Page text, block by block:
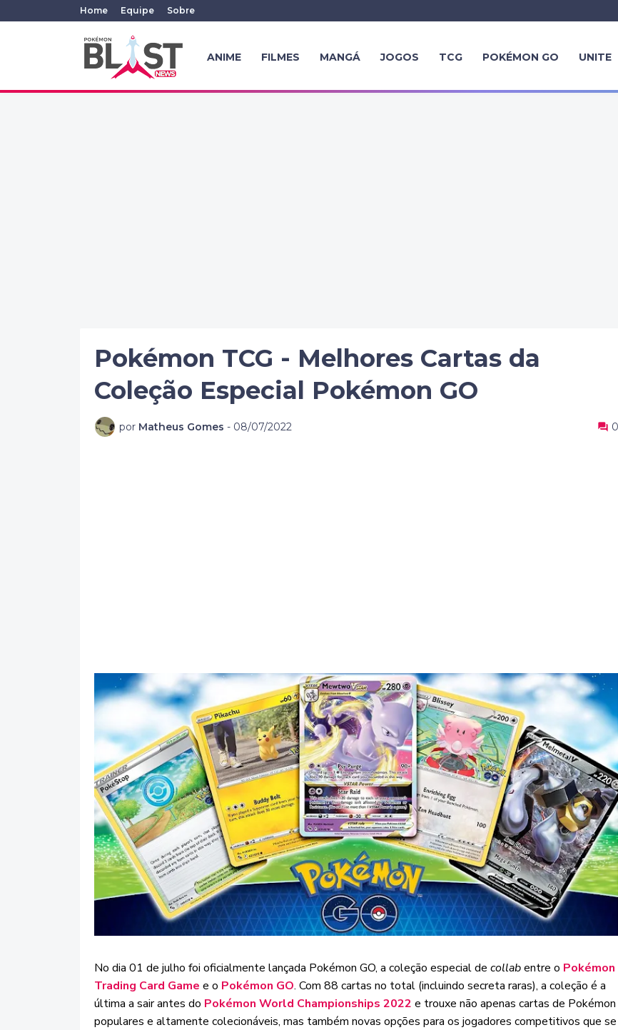
Home Equipe Sobre
ANIME FILMES MANGÁ JOGOS TCG POKÉMON GO UNITE
Pokémon TCG - Melhores Cartas da
Coleção Especial Pokémon GO
por Matheus Gomes - 08/07/2022 0
No dia 01 de julho foi oficialmente lançada Pokémon GO, a coleção especial de collabentre o Pokémon
Trading Card Game e o Pokémon GO. Com 88 cartas no total (incluindo secreta raras), a coleção é a
última a sair antes do Pokémon World Championships 2022 e trouxe não apenas cartas de Pokémon
populares e altamente colecionáveis, mas também novas opções para os jogadores competitivos que se